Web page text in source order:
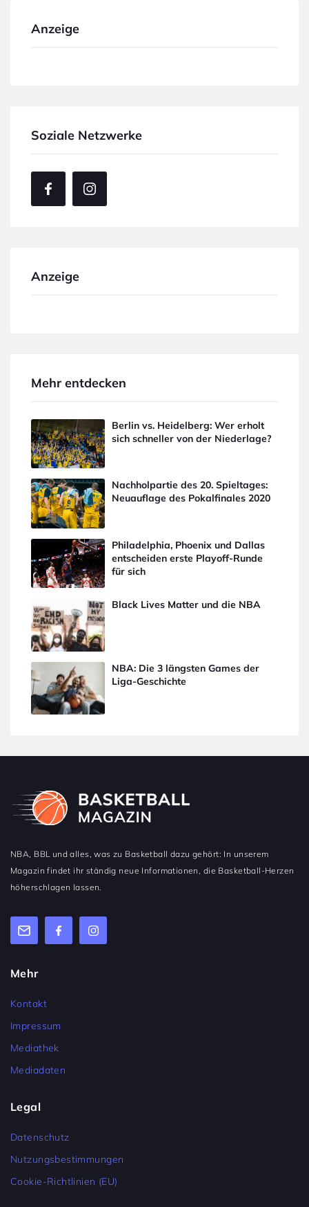
Anzeige
Soziale Netzwerke
Anzeige
Mehr entdecken
Berlin vs. Heidelberg: Wer erholt
sich schneller von der Niederlage?
Nachholpartie des 20. Spieltages:
Neuauflage des Pokalfinales 2020
Philadelphia, Phoenix und Dallas
entscheiden erste Playoff-Runde
für sich
Black Lives Matter und die NBA
NBA: Die 3 längsten Games der
Liga-Geschichte
NBA, BBL und alles, was zu Basketball dazu gehört: In unserem
Magazin findet ihr ständig neue Informationen, die Basketball-Herzen
höherschlagen lassen.
Mehr
Kontakt
Impressum
Mediathek
Mediadaten
Legal
Datenschutz
Nutzungsbestimmungen
Cookie-Richtlinien (EU)